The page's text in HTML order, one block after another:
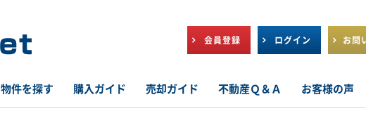
会員登録 ログイン お問
物件を探す 購入ガイド 売却ガイド 不動産Ｑ＆Ａ お客様の声